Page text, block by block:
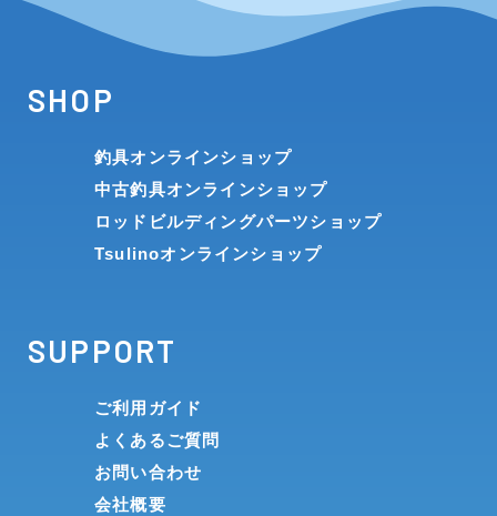
SHOP
釣具オンラインショップ
中古釣具オンラインショップ
ロッドビルディングパーツショップ
Tsulinoオンラインショップ
SUPPORT
ご利用ガイド
よくあるご質問
お問い合わせ
会社概要